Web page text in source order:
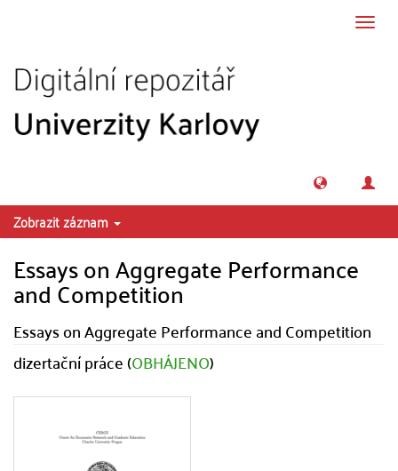
Zobrazit záznam
Essays on Aggregate Performance
and Competition
Essays on Aggregate Performance and Competition
dizertační práce (OBHÁJENO)